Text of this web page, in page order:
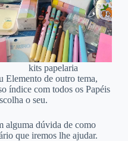
kits papelaria
Elemento de outro tema,
índice com todos os Papéis
o seu.
alguma dúvida de como
que iremos lhe ajudar.